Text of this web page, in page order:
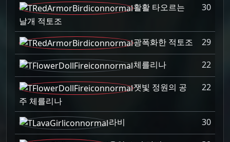
활활 타오르는
날개 적토조
30
광폭화한 적토조
29
체를리나
22
잿빛 정원의 공
주 체를리나
22
라비
30